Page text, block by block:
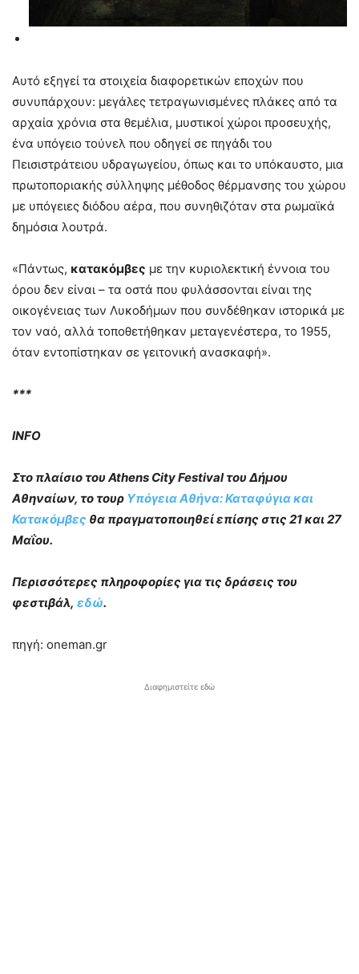
Αυτό εξηγεί τα στοιχεία διαφορετικών εποχών που
συνυπάρχουν: μεγάλες τετραγωνισμένες πλάκες από τα
αρχαία χρόνια στα θεμέλια, μυστικοί χώροι προσευχής,
ένα υπόγειο τούνελ που οδηγεί σε πηγάδι του
Πεισιστράτειου υδραγωγείου, όπως και το υπόκαυστο, μια
πρωτοποριακής σύλληψης μέθοδος θέρμανσης του χώρου
με υπόγειες διόδου αέρα, που συνηθιζόταν στα ρωμαϊκά
δημόσια λουτρά.
«Πάντως, κατακόμβες με την κυριολεκτική έννοια του
όρου δεν είναι – τα οστά που φυλάσσονται είναι της
οικογένειας των Λυκοδήμων που συνδέθηκαν ιστορικά με
τον ναό, αλλά τοποθετήθηκαν μεταγενέστερα, το 1955,
όταν εντοπίστηκαν σε γειτονική ανασκαφή».
***
INFO
Στο πλαίσιο του Athens City Festival του Δήμου
Αθηναίων, το τουρ Υπόγεια Αθήνα: Καταφύγια και
Κατακόμβες θα πραγματοποιηθεί επίσης στις 21 και 27
Μαΐου.
Περισσότερες πληροφορίες για τις δράσεις του
φεστιβάλ, εδώ.
πηγή: oneman.gr
Διαφημιστείτε εδώ